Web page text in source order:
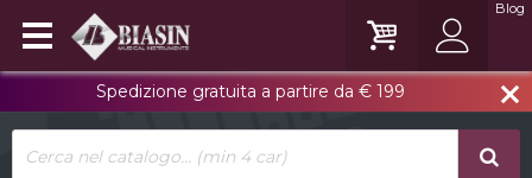
close
Spedizione gratuita a partire da € 199
Blog